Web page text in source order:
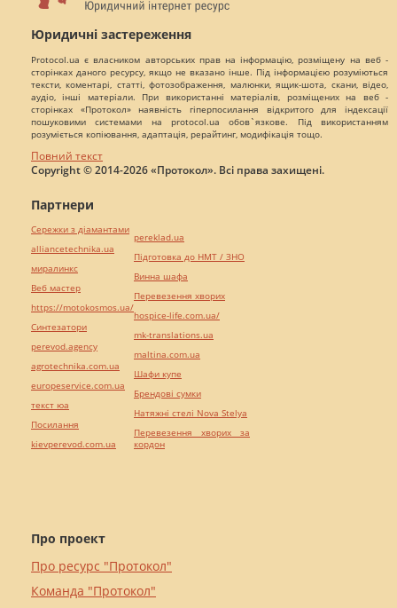
Юридичні застереження
Protocol.ua є власником авторських прав на інформацію, розміщену на веб -
сторінках даного ресурсу, якщо не вказано інше. Під інформацією розуміються
тексти, коментарі, статті, фотозображення, малюнки, ящик-шота, скани, відео,
аудіо, інші матеріали. При використанні матеріалів, розміщених на веб -
сторінках «Протокол» наявність гіперпосилання відкритого для індексації
пошуковими системами на protocol.ua обов`язкове. Під використанням
розуміється копіювання, адаптація, рерайтинг, модифікація тощо.
Повний текст
Copyright © 2014-2026 «Протокол». Всі права захищені.
Про проект
Про ресурс "Протокол"
Команда "Протокол"
Партнери
Сережки з діамантами
alliancetechnika.ua
миралинкс
Веб мастер
https://motokosmos.ua/
Синтезатори
perevod.agency
agrotechnika.com.ua
europeservice.com.ua
текст юа
Посилання
kievperevod.com.ua
pereklad.ua
Підготовка до НМТ / ЗНО
Винна шафа
Перевезення хворих
hospice-life.com.ua/
mk-translations.ua
maltina.com.ua
Шафи купе
Брендові сумки
Натяжні стелі Nova Stelya
Перевезення хворих за
кордон